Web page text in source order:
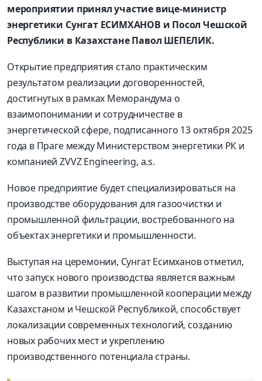
мероприятии принял участие вице-министр
энергетики Сунгат ЕСИМХАНОВ и Посол Чешской
Республики в Казахстане Павол ШЕПЕЛИК.
Открытие предприятия стало практическим
результатом реализации договоренностей,
достигнутых в рамках Меморандума о
взаимопонимании и сотрудничестве в
энергетической сфере, подписанного 13 октября 2025
года в Праге между Министерством энергетики РК и
компанией ZVVZ Engineering, a.s.
Новое предприятие будет специализироваться на
производстве оборудования для газоочистки и
промышленной фильтрации, востребованного на
объектах энергетики и промышленности.
Выступая на церемонии, Сунгат Есимханов отметил,
что запуск нового производства является важным
шагом в развитии промышленной кооперации между
Казахстаном и Чешской Республикой, способствует
локализации современных технологий, созданию
новых рабочих мест и укреплению
производственного потенциала страны.